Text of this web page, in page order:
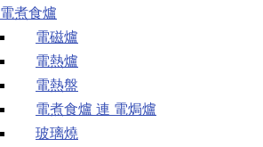
電煮食爐
電磁爐
電熱爐
電熱盤
電煮食爐 連 電焗爐
玻璃燒